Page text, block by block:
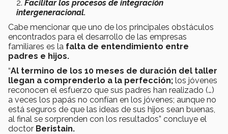
Facilitar los procesos de integración
intergeneracional.
Cabe mencionar que uno de los principales obstáculos
encontrados para el desarrollo de las empresas
familiares es la falta de entendimiento entre
padres e hijos.
“Al termino de los 10 meses de duración del taller
llegan a comprenderlo a la perfección; los jóvenes
reconocen el esfuerzo que sus padres han realizado (…)
a veces los papás no confían en los jóvenes; aunque no
está seguros de que las ideas de sus hijos sean buenas,
al final se sorprenden con los resultados” concluye el
doctor Beristain.